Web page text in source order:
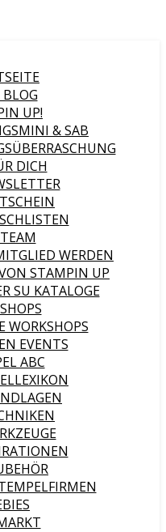
UP!
& SAB
DICH
TEAM
WERDEN
STAMPIN UP
SU KATALOGE
WORKSHOPS
EVENTS
ABC